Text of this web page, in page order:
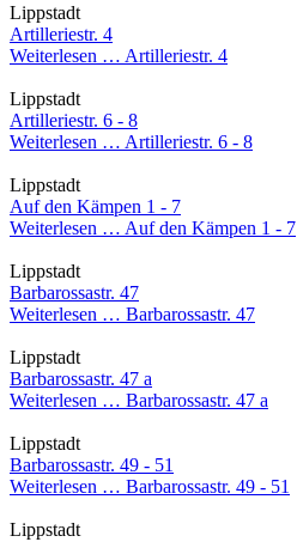
Lippstadt
Artilleriestr. 4
Weiterlesen … Artilleriestr. 4
Lippstadt
Artilleriestr. 6 - 8
Weiterlesen … Artilleriestr. 6 - 8
Lippstadt
Auf den Kämpen 1 - 7
Weiterlesen … Auf den Kämpen 1 - 7
Lippstadt
Barbarossastr. 47
Weiterlesen … Barbarossastr. 47
Lippstadt
Barbarossastr. 47 a
Weiterlesen … Barbarossastr. 47 a
Lippstadt
Barbarossastr. 49 - 51
Weiterlesen … Barbarossastr. 49 - 51
Lippstadt